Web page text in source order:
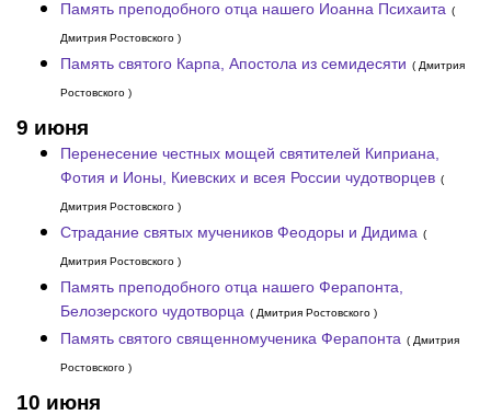
Память преподобного отца нашего Иоанна Психаита (
Дмитрия Ростовского )
Память святого Карпа, Апостола из семидесяти ( Дмитрия
Ростовского )
9 июня
Перенесение честных мощей святителей Киприана,
Фотия и Ионы, Киевских и всея России чудотворцев (
Дмитрия Ростовского )
Страдание святых мучеников Феодоры и Дидима (
Дмитрия Ростовского )
Память преподобного отца нашего Ферапонта,
Белозерского чудотворца ( Дмитрия Ростовского )
Память святого священномученика Ферапонта ( Дмитрия
Ростовского )
10 июня